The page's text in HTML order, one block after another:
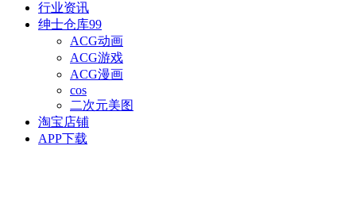
行业资讯
绅士仓库99
ACG动画
ACG游戏
ACG漫画
cos
二次元美图
淘宝店铺
APP下载